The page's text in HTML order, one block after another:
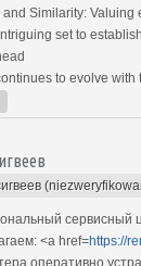
Similarity: Valuing
set to
to evolve
сервисный
<a href=https://
оперативно